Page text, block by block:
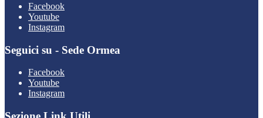
Facebook
Youtube
Instagram
Seguici su - Sede Ormea
Facebook
Youtube
Instagram